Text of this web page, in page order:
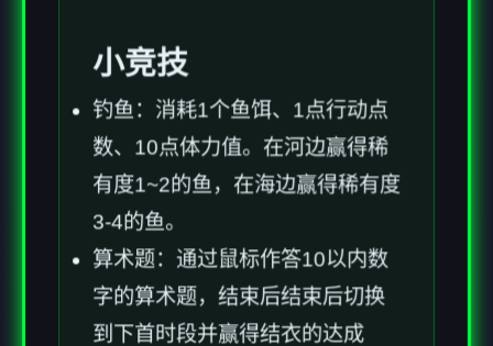
小竞技
钓鱼：消耗1个鱼饵、1点行动点
数、10点体力值。在河边赢得稀
有度1~2的鱼，在海边赢得稀有度
3-4的鱼。
算术题：通过鼠标作答10以内数
字的算术题，结束后结束后切换
到下首时段并赢得结衣的达成